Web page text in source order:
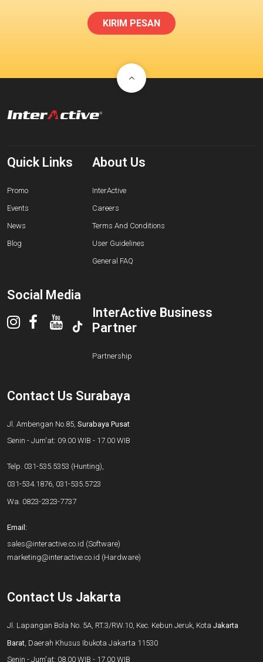
KIRIM PESAN
Quick Links
Promo
Events
News
Blog
Social Media
About Us
InterActive
Careers
Terms And Conditions
User Guidelines
General FAQ
InterActive Business
Partner
Partnership
Contact Us Surabaya
Jl. Ambengan No.85, Surabaya Pusat
Senin - Jum'at: 09.00 WIB - 17.00 WIB
Telp. 031-535.5353 (Hunting),
031-534.1876, 031-535.5723
Wa. 0823-2323-7737
Email:
sales@interactive.co.id (Software)
marketing@interactive.co.id (Hardware)
Contact Us Jakarta
Jl. Lapangan Bola No. 5A, RT.3/RW.10, Kec. Kebun Jeruk, Kota Jakarta
Barat, Daerah Khusus Ibukota Jakarta 11530
Senin - Jum'at: 08.00 WIB - 17.00 WIB